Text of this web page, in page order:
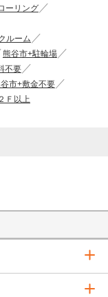
ーリング
ルーム
熊谷市+駐輪場
不要
市+敷金不要
Ｆ以上